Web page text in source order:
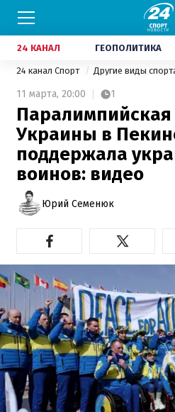
24 КАНАЛ ГЕОПОЛИТИКА
24 канал Спорт Другие виды
11 марта, 20:00 1
Паралимпийская
Украины в
поддержала
воинов: видео
Юрий Семенюк